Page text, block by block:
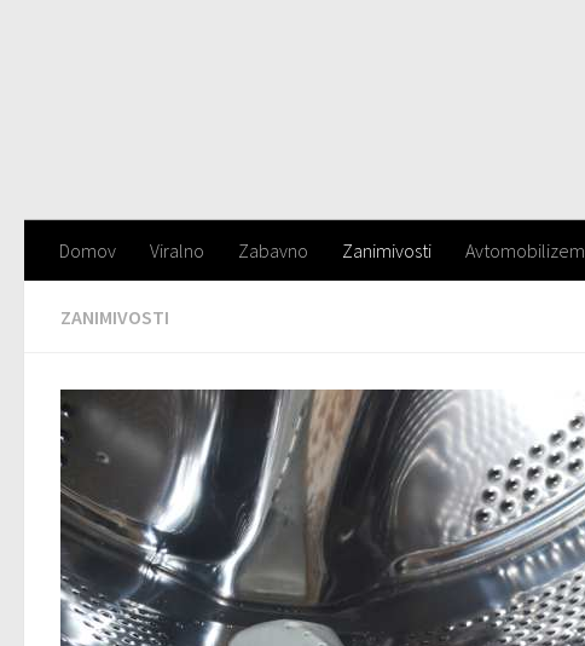
Domov Viralno Zabavno Zanimivosti Avtomobilizem
ZANIMIVOSTI